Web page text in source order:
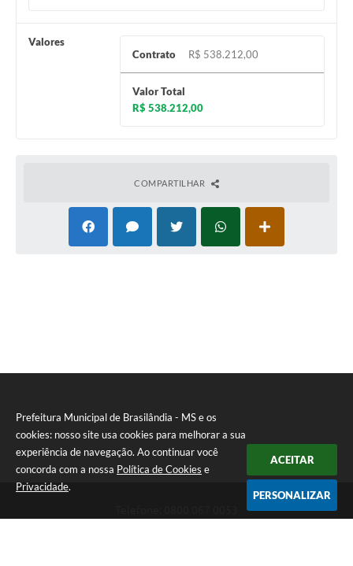
Prefeitura Municipal de Brasilândia - MS e os
cookies: nosso site usa cookies para melhorar a sua
experiência de navegação. Ao continuar você
concorda com a nossa Política de Cookies e
Privacidade.
ACEITAR
PERSONALIZAR
Valores
Contrato
R$ 538.212,00
Valor Total
R$ 538.212,00
COMPARTILHAR